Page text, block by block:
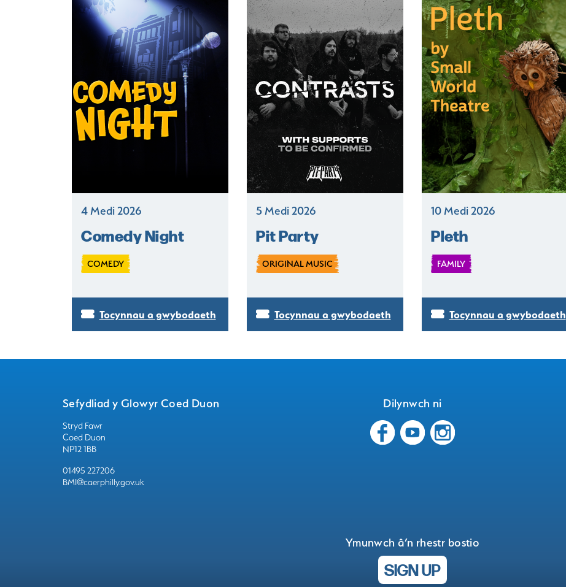
4 Medi 2026
Comedy Night
COMEDY
Tocynnau a gwybodaeth
5 Medi 2026
Pit Party
ORIGINAL MUSIC
Tocynnau a gwybodaeth
10 Medi 2026
Pleth
FAMILY
Tocynnau a gwybodaeth
Sefydliad y Glowyr Coed Duon
Stryd Fawr
Coed Duon
NP12 1BB
01495 227206
BMI@caerphilly.gov.uk
Dilynwch ni
Ymunwch â’n rhestr bostio
SIGN UP